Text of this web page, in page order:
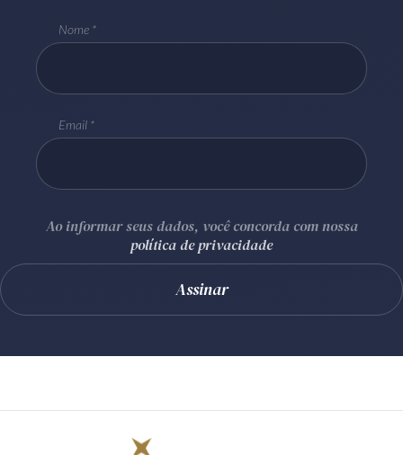
Nome
Email
Ao informar seus dados, você concorda com nossa
política de privacidade